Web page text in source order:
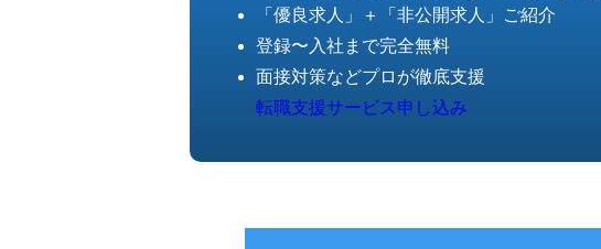
「優良求人」＋「非公開求人」ご紹介
登録〜入社まで完全無料
面接対策などプロが徹底支援
転職支援サービス申し込み